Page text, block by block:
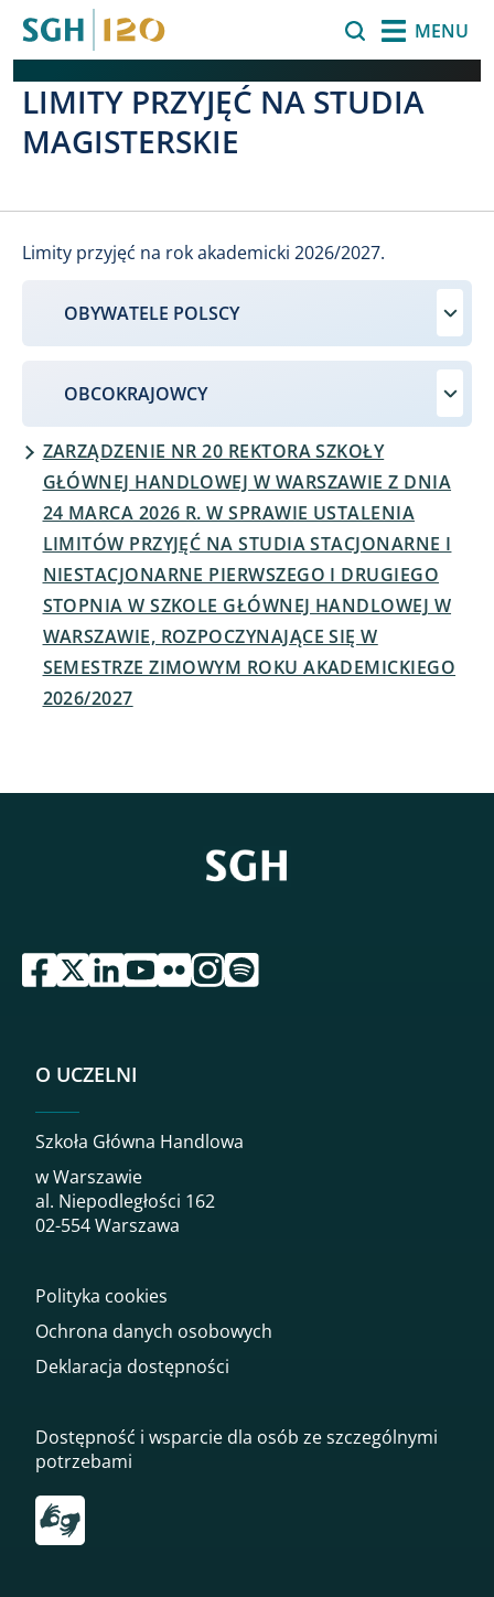
MENU
LIMITY PRZYJĘĆ NA STUDIA
MAGISTERSKIE
Limity przyjęć na rok akademicki 2026/2027.
OBYWATELE POLSCY
OBCOKRAJOWCY
ZARZĄDZENIE NR 20 REKTORA SZKOŁY
GŁÓWNEJ HANDLOWEJ W WARSZAWIE Z DNIA
24 MARCA 2026 R. W SPRAWIE USTALENIA
LIMITÓW PRZYJĘĆ NA STUDIA STACJONARNE I
NIESTACJONARNE PIERWSZEGO I DRUGIEGO
STOPNIA W SZKOLE GŁÓWNEJ HANDLOWEJ W
WARSZAWIE, ROZPOCZYNAJĄCE SIĘ W
SEMESTRZE ZIMOWYM ROKU AKADEMICKIEGO
2026/2027
przejdź do serwisu facebook sgh
przejdź do serwisu twitter sgh
przejdź do serwisu linkedin sgh
przejdź do serwisu youtube sgh
przejdź do serwisu flickr sgh
przejdź do serwisu instagram sgh
przejdź do serwisu spotify sgh
O UCZELNI
Szkoła Główna Handlowa
w Warszawie
al. Niepodległości 162
02-554 Warszawa
Polityka cookies
Ochrona danych osobowych
Deklaracja dostępności
Dostępność i wsparcie dla osób ze szczególnymi
potrzebami
Przekierowanie do tłumacza on-line języka migowego